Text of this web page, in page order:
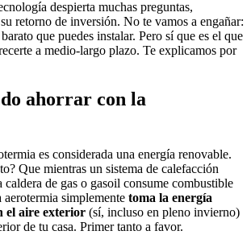
despierta muchas preguntas,
retorno de inversión. No te vamos a engañar:
que puedes instalar. Pero sí que es el que
a medio-largo plazo. Te explicamos por
ahorrar con la
es considerada una energía renovable.
Que mientras un sistema de calefacción
de gas o gasoil consume combustible
aerotermia simplemente toma la energía
el aire exterior (sí, incluso en pleno invierno)
de tu casa. Primer tanto a favor.